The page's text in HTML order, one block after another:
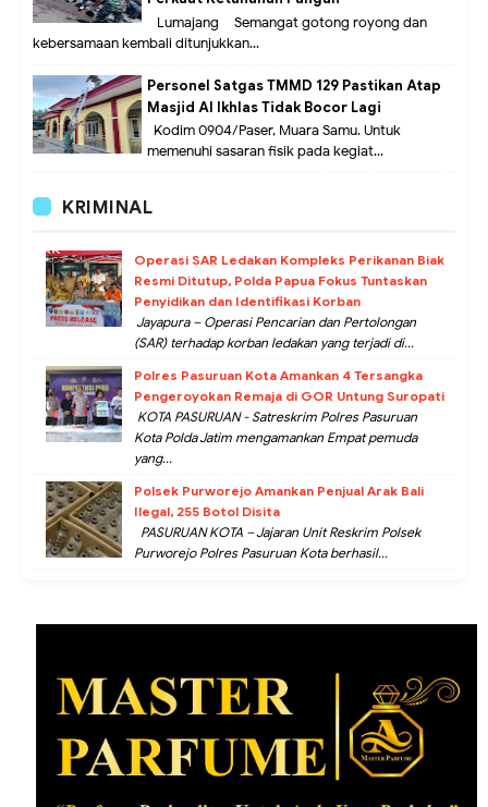
Lumajang – Semangat gotong royong dan
kebersamaan kembali ditunjukkan...
Personel Satgas TMMD 129 Pastikan Atap
Masjid Al Ikhlas Tidak Bocor Lagi
Kodim 0904/Paser, Muara Samu. Untuk
memenuhi sasaran fisik pada kegiat...
KRIMINAL
Operasi SAR Ledakan Kompleks Perikanan Biak
Resmi Ditutup, Polda Papua Fokus Tuntaskan
Penyidikan dan Identifikasi Korban
Jayapura – Operasi Pencarian dan Pertolongan
(SAR) terhadap korban ledakan yang terjadi di...
Polres Pasuruan Kota Amankan 4 Tersangka
Pengeroyokan Remaja di GOR Untung Suropati
KOTA PASURUAN - Satreskrim Polres Pasuruan
Kota Polda Jatim mengamankan Empat pemuda
yang...
Polsek Purworejo Amankan Penjual Arak Bali
Ilegal, 255 Botol Disita
PASURUAN KOTA – Jajaran Unit Reskrim Polsek
Purworejo Polres Pasuruan Kota berhasil...